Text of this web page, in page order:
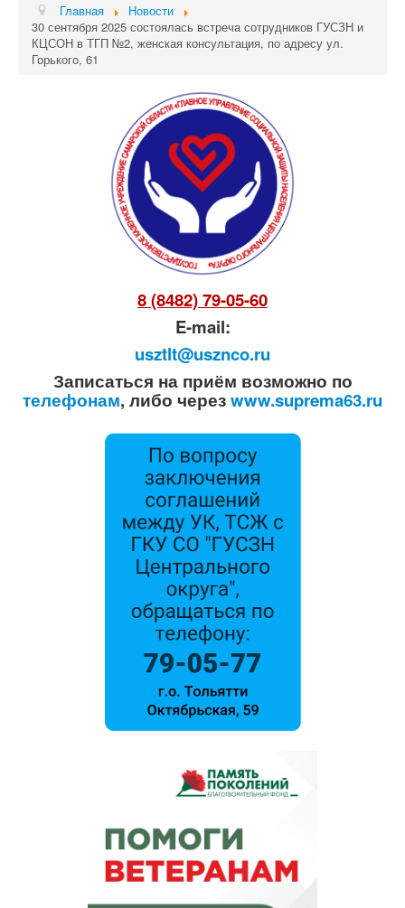
Главная
Новости
30 сентября 2025 состоялась встреча сотрудников ГУСЗН и
КЦСОН в ТГП №2, женская консультация, по адресу ул.
Горького, 61
8 (8482) 79-05-60
E-mail:
usztlt@usznco.ru
Записаться на приём возможно по
телефонам, либо черезwww.suprema63.ru